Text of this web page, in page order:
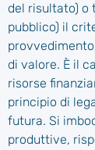
del risultato) o
pubblico) il
di valore. È il
risorse
principio di
futura. Si
produttive,